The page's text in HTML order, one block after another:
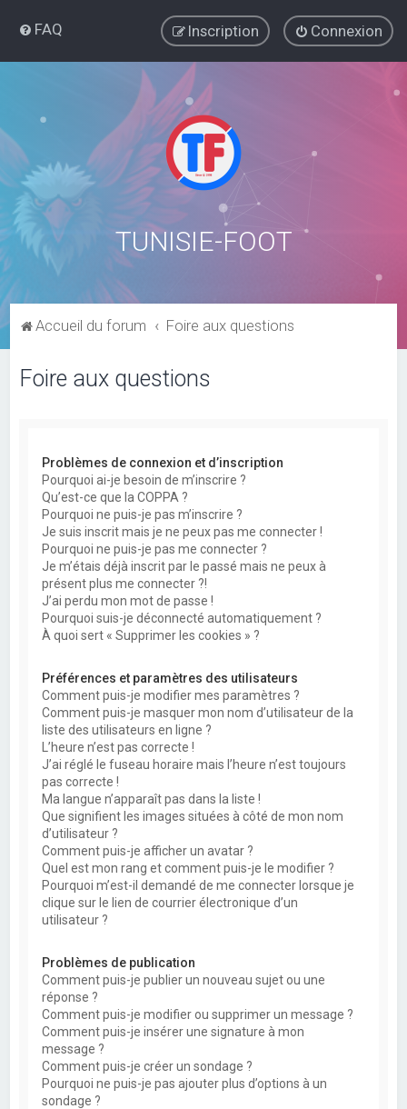
FAQ Connexion
Inscription
TUNISIE-FOOT
Accueil du forum Foire aux questions
Foire aux questions
Problèmes de connexion et d’inscription
Pourquoi ai-je besoin de m’inscrire ?
Qu’est-ce que la COPPA ?
Pourquoi ne puis-je pas m’inscrire ?
Je suis inscrit mais je ne peux pas me connecter !
Pourquoi ne puis-je pas me connecter ?
Je m’étais déjà inscrit par le passé mais ne peux à
présent plus me connecter ?!
J’ai perdu mon mot de passe !
Pourquoi suis-je déconnecté automatiquement ?
À quoi sert « Supprimer les cookies » ?
Préférences et paramètres des utilisateurs
Comment puis-je modifier mes paramètres ?
Comment puis-je masquer mon nom d’utilisateur de la
liste des utilisateurs en ligne ?
L’heure n’est pas correcte !
J’ai réglé le fuseau horaire mais l’heure n’est toujours
pas correcte !
Ma langue n’apparaît pas dans la liste !
Que signifient les images situées à côté de mon nom
d’utilisateur ?
Comment puis-je afficher un avatar ?
Quel est mon rang et comment puis-je le modifier ?
Pourquoi m’est-il demandé de me connecter lorsque je
clique sur le lien de courrier électronique d’un
utilisateur ?
Problèmes de publication
Comment puis-je publier un nouveau sujet ou une
réponse ?
Comment puis-je modifier ou supprimer un message ?
Comment puis-je insérer une signature à mon
message ?
Comment puis-je créer un sondage ?
Pourquoi ne puis-je pas ajouter plus d’options à un
sondage ?